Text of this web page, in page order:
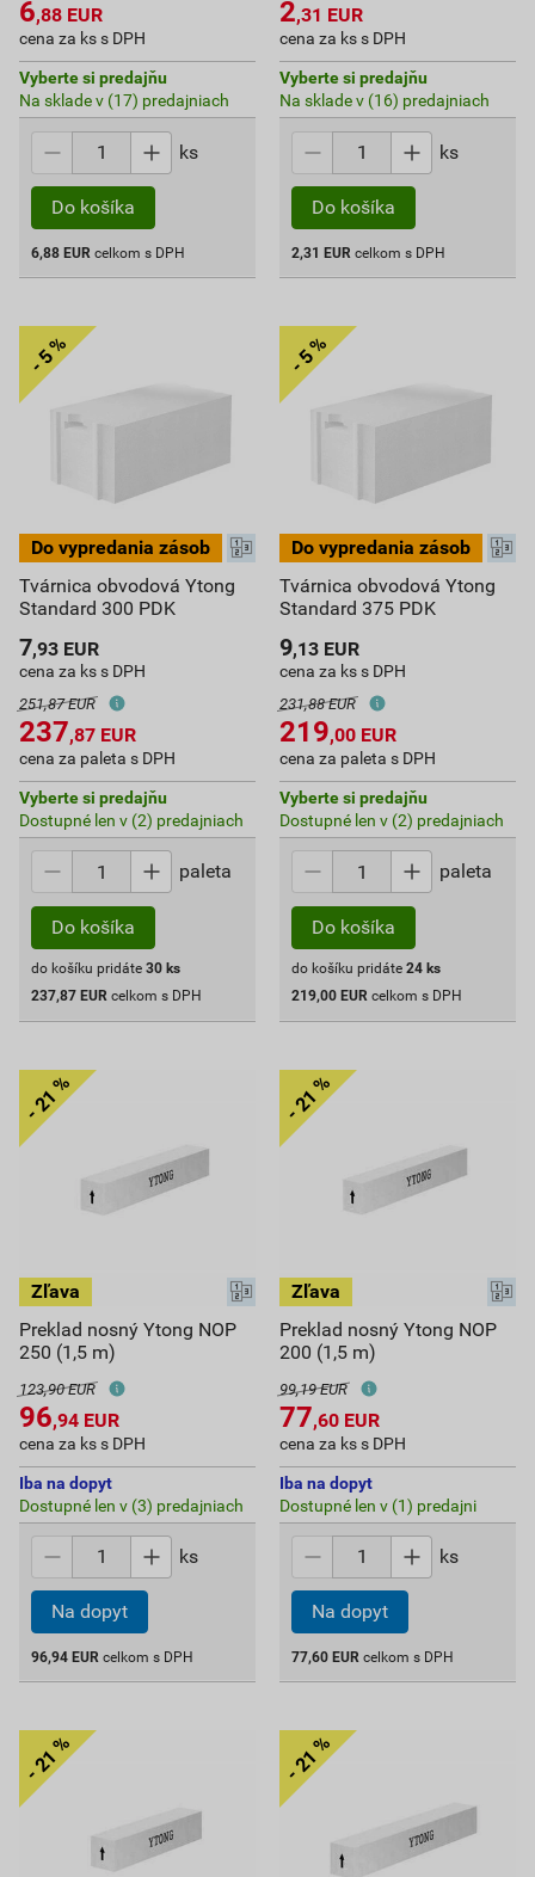
6,88 EUR
cena za ks s DPH
Vyberte si predajňu
Na sklade v (17) predajniach
ks
Do košíka
6,88 EUR celkom s DPH
2,31 EUR
cena za ks s DPH
Vyberte si predajňu
Na sklade v (16) predajniach
ks
Do košíka
2,31 EUR celkom s DPH
Tvárnica obvodová Ytong
Standard 300 PDK
7,93 EUR
cena za ks s DPH
251,87 EUR
237,87 EUR
cena za paleta s DPH
Vyberte si predajňu
Dostupné len v (2) predajniach
paleta
Do košíka
do košíku pridáte 30 ks
237,87 EUR celkom s DPH
Tvárnica obvodová Ytong
Standard 375 PDK
9,13 EUR
cena za ks s DPH
231,88 EUR
219,00 EUR
cena za paleta s DPH
Vyberte si predajňu
Dostupné len v (2) predajniach
paleta
Do košíka
do košíku pridáte 24 ks
219,00 EUR celkom s DPH
Preklad nosný Ytong NOP
250 (1,5 m)
123,90 EUR
96,94 EUR
cena za ks s DPH
Iba na dopyt
Dostupné len v (3) predajniach
ks
Na dopyt
96,94 EUR celkom s DPH
Preklad nosný Ytong NOP
200 (1,5 m)
99,19 EUR
77,60 EUR
cena za ks s DPH
Iba na dopyt
Dostupné len v (1) predajni
ks
Na dopyt
77,60 EUR celkom s DPH